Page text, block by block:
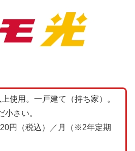
使用。一戸建て（持ち家）。
小さい。
円（税込）／月（※2年定期